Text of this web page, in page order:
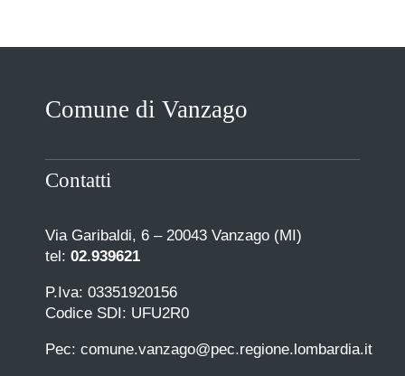
Comune di Vanzago
Contatti
Via Garibaldi, 6 – 20043 Vanzago (MI)
tel: 02.939621
P.Iva: 03351920156
Codice SDI: UFU2R0
Pec: comune.vanzago@pec.regione.lombardia.it